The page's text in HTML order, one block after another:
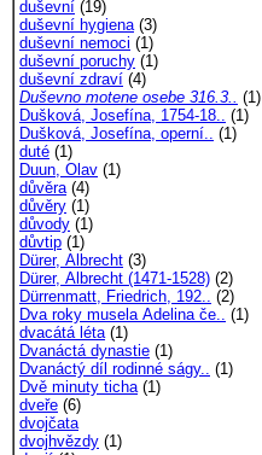
duševní (19)
duševní hygiena(3)
duševní nemoci (1)
duševní poruchy (1)
duševní zdraví (4)
Duševno motene osebe 316.3.. (1)
Dušková, Josefína, 1754-18.. (1)
Dušková, Josefína, operní.. (1)
duté (1)
Duun, Olav (1)
důvěra(4)
důvěry (1)
důvody (1)
důvtip (1)
Dürer, Albrecht (3)
Dürer, Albrecht (1471-1528) (2)
Dürrenmatt, Friedrich, 192.. (2)
Dva roky musela Adelina če.. (1)
dvacátá léta(1)
Dvanáctá dynastie (1)
Dvanáctý díl rodinné ságy.. (1)
Dvě minuty ticha(1)
dveře (6)
dvojčata
dvojhvězdy (1)